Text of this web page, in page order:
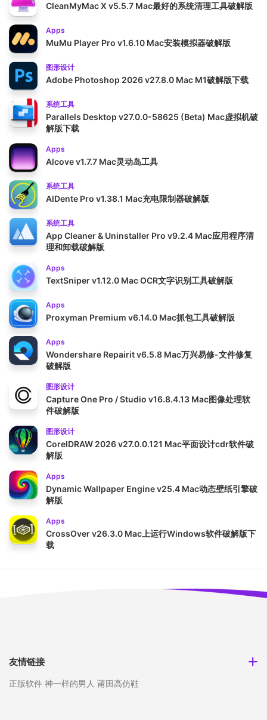
CleanMyMac X v5.5.7 Mac最好的系统清理工具破解版
Apps
MuMu Player Pro v1.6.10 Mac安装模拟器破解版
图形设计
Adobe Photoshop 2026 v27.8.0 Mac M1破解版下载
系统工具
Parallels Desktop v27.0.0-58625 (Beta) Mac虚拟机破
解版下载
Apps
Alcove v1.7.7 Mac灵动岛工具
系统工具
AlDente Pro v1.38.1 Mac充电限制器破解版
系统工具
App Cleaner & Uninstaller Pro v9.2.4 Mac应用程序清
理和卸载破解版
Apps
TextSniper v1.12.0 Mac OCR文字识别工具破解版
Apps
Proxyman Premium v6.14.0 Mac抓包工具破解版
Apps
Wondershare Repairit v6.5.8 Mac万兴易修-文件修复
破解版
图形设计
Capture One Pro / Studio v16.8.4.13 Mac图像处理软
件破解版
图形设计
CorelDRAW 2026 v27.0.0.121 Mac平面设计cdr软件破
解版
Apps
Dynamic Wallpaper Engine v25.4 Mac动态壁纸引擎破
解版
Apps
CrossOver v26.3.0 Mac上运行Windows软件破解版下
载
友情链接
正版软件 神一样的男人 莆田高仿鞋